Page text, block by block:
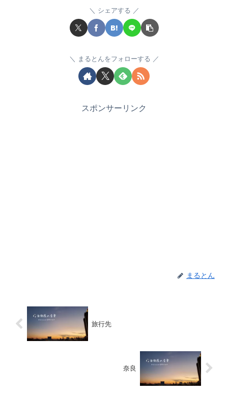
シェアする
まるとんをフォローする
スポンサーリンク
まるとん
旅行先
奈良